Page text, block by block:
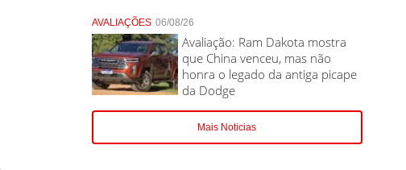
AVALIAÇÕES 06/08/26
Avaliação: Ram Dakota mostra
que China venceu, mas não
honra o legado da antiga picape
da Dodge
Mais Noticias